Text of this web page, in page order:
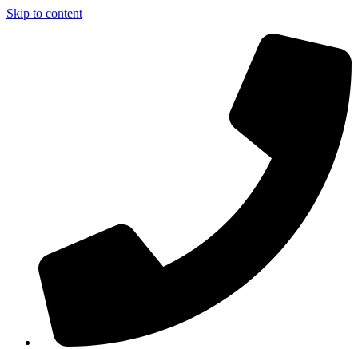
Skip to content